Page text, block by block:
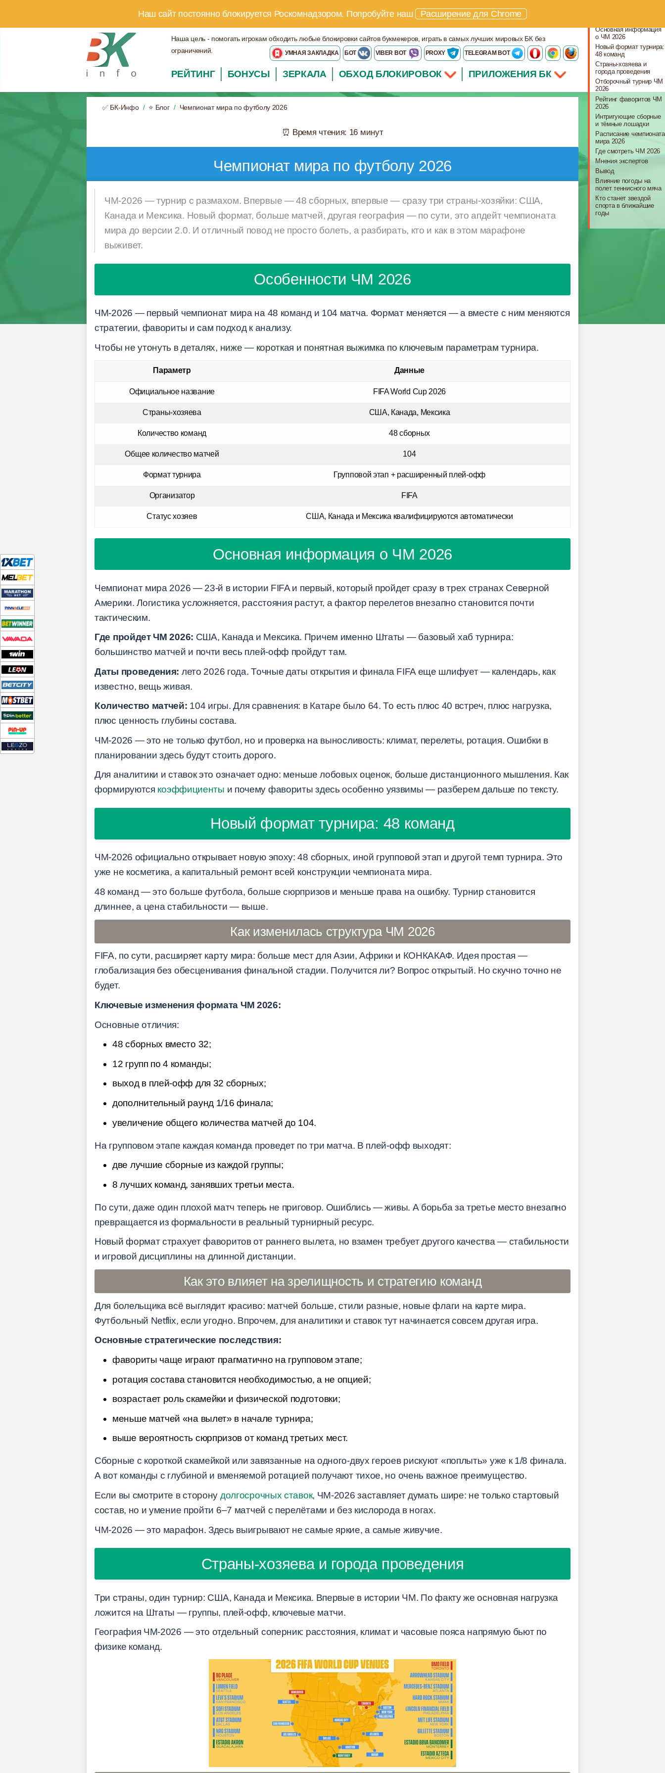
Наш сайт постоянно блокируется Роскомнадзором. Попробуйте наш Расширение для Chrome
Наша цель - помогать игрокам обходить любые блокировки сайтов букмекеров, играть в самых лучших мировых БК без
ограничений.
TELEGRAM BOT
PROXY
VIBER BOT
БОТ
УМНАЯ ЗАКЛАДКА
РЕЙТИНГ БОНУСЫ ЗЕРКАЛА ОБХОД БЛОКИРОВОК ПРИЛОЖЕНИЯ БК
✅ БК-Инфо ⭐ Блог Чемпионат мира по футболу 2026
⏰ Время чтения: 16 минут
Чемпионат мира по футболу 2026
ЧМ-2026 — турнир с размахом. Впервые — 48 сборных, впервые — сразу три страны-хозяйки: США,
Канада и Мексика. Новый формат, больше матчей, другая география — по сути, это апдейт чемпионата
мира до версии 2.0. И отличный повод не просто болеть, а разбирать, кто и как в этом марафоне
выживет.
Особенности ЧМ 2026
ЧМ-2026 — первый чемпионат мира на 48 команд и 104 матча. Формат меняется — а вместе с ним меняются
стратегии, фавориты и сам подход к анализу.
Чтобы не утонуть в деталях, ниже — короткая и понятная выжимка по ключевым параметрам турнира.
Параметр Данные
Официальное название FIFA World Cup 2026
Страны-хозяева США, Канада, Мексика
Количество команд 48 сборных
Общее количество матчей 104
Формат турнира Групповой этап + расширенный плей-офф
Организатор FIFA
Статус хозяев США, Канада и Мексика квалифицируются автоматически
Основная информация о ЧМ 2026
Чемпионат мира 2026 — 23-й в истории FIFA и первый, который пройдет сразу в трех странах Северной
Америки. Логистика усложняется, расстояния растут, а фактор перелетов внезапно становится почти
тактическим.
Где пройдет ЧМ 2026: США, Канада и Мексика. Причем именно Штаты — базовый хаб турнира:
большинство матчей и почти весь плей-офф пройдут там.
Даты проведения: лето 2026 года. Точные даты открытия и финала FIFA еще шлифует — календарь, как
известно, вещь живая.
Количество матчей: 104 игры. Для сравнения: в Катаре было 64. То есть плюс 40 встреч, плюс нагрузка,
плюс ценность глубины состава.
ЧМ-2026 — это не только футбол, но и проверка на выносливость: климат, перелеты, ротация. Ошибки в
планировании здесь будут стоить дорого.
Для аналитики и ставок это означает одно: меньше лобовых оценок, больше дистанционного мышления. Как
формируются коэффициенты и почему фавориты здесь особенно уязвимы — разберем дальше по тексту.
Новый формат турнира: 48 команд
ЧМ-2026 официально открывает новую эпоху: 48 сборных, иной групповой этап и другой темп турнира. Это
уже не косметика, а капитальный ремонт всей конструкции чемпионата мира.
48 команд — это больше футбола, больше сюрпризов и меньше права на ошибку. Турнир становится
длиннее, а цена стабильности — выше.
Как изменилась структура ЧМ 2026
FIFA, по сути, расширяет карту мира: больше мест для Азии, Африки и КОНКАКАФ. Идея простая —
глобализация без обесценивания финальной стадии. Получится ли? Вопрос открытый. Но скучно точно не
будет.
Ключевые изменения формата ЧМ 2026:
Основные отличия:
48 сборных вместо 32;
12 групп по 4 команды;
выход в плей-офф для 32 сборных;
дополнительный раунд 1/16 финала;
увеличение общего количества матчей до 104.
На групповом этапе каждая команда проведет по три матча. В плей-офф выходят:
две лучшие сборные из каждой группы;
8 лучших команд, занявших третьи места.
По сути, даже один плохой матч теперь не приговор. Ошиблись — живы. А борьба за третье место внезапно
превращается из формальности в реальный турнирный ресурс.
Новый формат страхует фаворитов от раннего вылета, но взамен требует другого качества — стабильности
и игровой дисциплины на длинной дистанции.
Как это влияет на зрелищность и стратегию команд
Для болельщика всё выглядит красиво: матчей больше, стили разные, новые флаги на карте мира.
Футбольный Netflix, если угодно. Впрочем, для аналитики и ставок тут начинается совсем другая игра.
Основные стратегические последствия:
фавориты чаще играют прагматично на групповом этапе;
ротация состава становится необходимостью, а не опцией;
возрастает роль скамейки и физической подготовки;
меньше матчей «на вылет» в начале турнира;
выше вероятность сюрпризов от команд третьих мест.
Сборные с короткой скамейкой или завязанные на одного-двух героев рискуют «поплыть» уже к 1/8 финала.
А вот команды с глубиной и вменяемой ротацией получают тихое, но очень важное преимущество.
Если вы смотрите в сторону долгосрочных ставок, ЧМ-2026 заставляет думать шире: не только стартовый
состав, но и умение пройти 6–7 матчей с перелётами и без кислорода в ногах.
ЧМ-2026 — это марафон. Здесь выигрывают не самые яркие, а самые живучие.
Страны-хозяева и города проведения
Три страны, один турнир: США, Канада и Мексика. Впервые в истории ЧМ. По факту же основная нагрузка
ложится на Штаты — группы, плей-офф, ключевые матчи.
География ЧМ-2026 — это отдельный соперник: расстояния, климат и часовые пояса напрямую бьют по
физике команд.
Основная информация
о ЧМ 2026
Новый формат турнира:
48 команд
Страны-хозяева и
города проведения
Отборочный турнир ЧМ
2026
Рейтинг фаворитов ЧМ
2026
Интригующие сборные
и тёмные лошадки
Расписание чемпионата
мира 2026
Где смотреть ЧМ 2026
Мнения экспертов
Вывод
Влияние погоды на
полет теннисного мяча
Кто станет звездой
спорта в ближайшие
годы